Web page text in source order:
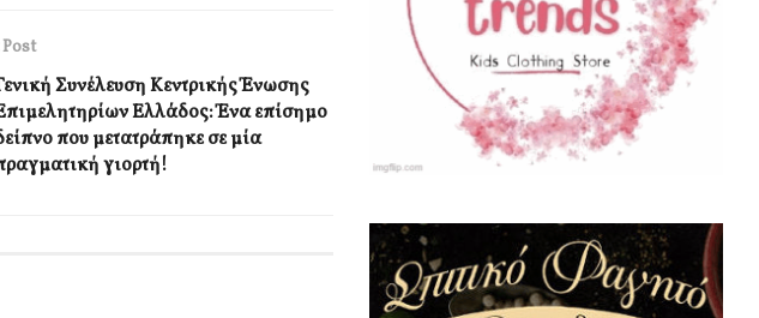
Συνέλευση Κεντρικής Ένωσης
Ελλάδος: Ένα επίσημο
που μετατράπηκε σε μία
γιορτή!